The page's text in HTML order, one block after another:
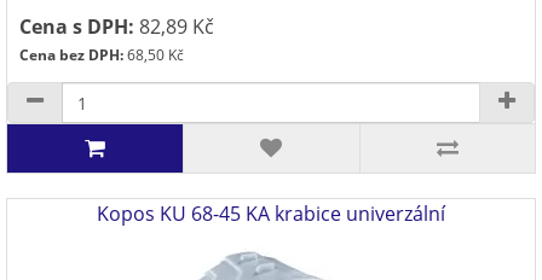
Cena s DPH: 82,89 Kč
Cena bez DPH:68,50 Kč
Kopos KU 68-45 KA krabice univerzální